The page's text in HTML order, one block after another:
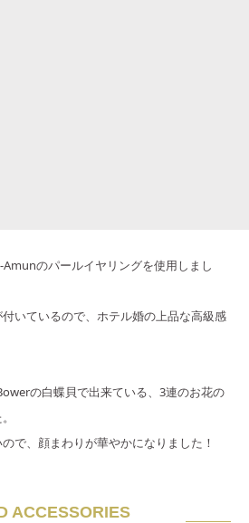
のパールイヤリングを使用しまし
いているので、ホテル婚の上品な高級感
の白蝶貝で出来ている、3連のお花の
で、顔まわりが華やかになりました！
ACCESSORIES